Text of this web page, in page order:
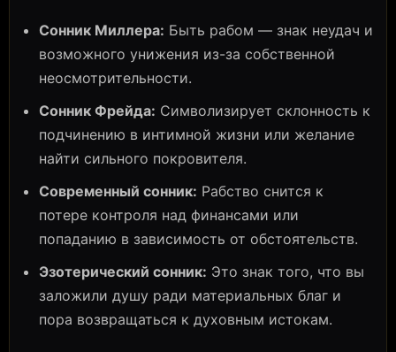
Сонник Миллера: Быть рабом — знак неудач и
возможного унижения из-за собственной
неосмотрительности.
Сонник Фрейда: Символизирует склонность к
подчинению в интимной жизни или желание
найти сильного покровителя.
Современный сонник: Рабство снится к
потере контроля над финансами или
попаданию в зависимость от обстоятельств.
Эзотерический сонник: Это знак того, что вы
заложили душу ради материальных благ и
пора возвращаться к духовным истокам.